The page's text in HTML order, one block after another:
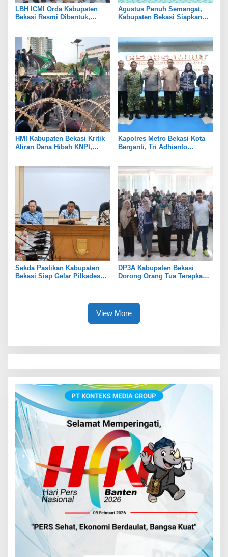
LBH ICMI Orda Kabupaten
Bekasi Resmi Dibentuk,
Agustus Penuh Semangat,
Kabupaten Bekasi Siapkan
HMI Kabupaten Bekasi Kritik
Aliran Dana Hibah KNPI,
Kapolres Metro Bekasi Kota
Berganti, Tri Adhianto
Sekda Pastikan Kabupaten
Bekasi Siap Gelar Pilkades
DP3A Kabupaten Bekasi
Dorong Orang Tua Terapkan
View More